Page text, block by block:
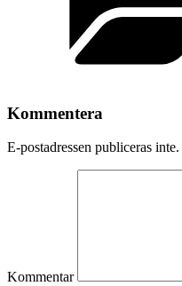
Kommentera
E-postadressen publiceras inte.
Kommentar